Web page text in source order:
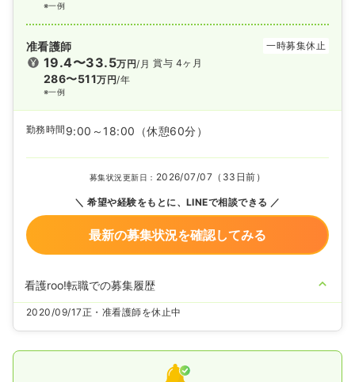
※一例
准看護師 一時募集休止
19.4〜33.5万円/月
286〜511万円/年
※一例
賞与 4ヶ月
勤務時間 9:00～18:00 （休憩60分）
募集状況更新日： 2026/07/07（33日前）
希望や経験をもとに、LINEで相談できる
最新の募集状況を確認してみる
看護roo!転職での募集履歴
2020/09/17正・准看護師を休止中